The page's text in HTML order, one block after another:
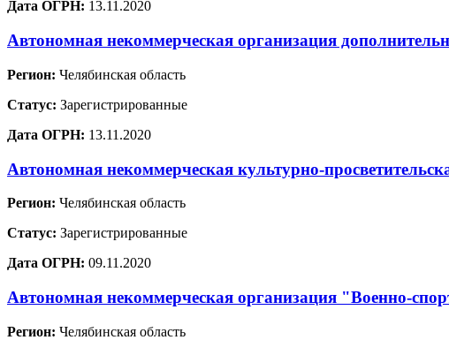
Дата ОГРН: 13.11.2020
Автономная некоммерческая организация
Регион: Челябинская область
Статус: Зарегистрированные
Дата ОГРН: 13.11.2020
Автономная некоммерческая культурно-
Регион: Челябинская область
Статус: Зарегистрированные
Дата ОГРН: 09.11.2020
Автономная некоммерческая организация "Военно-
Регион: Челябинская область